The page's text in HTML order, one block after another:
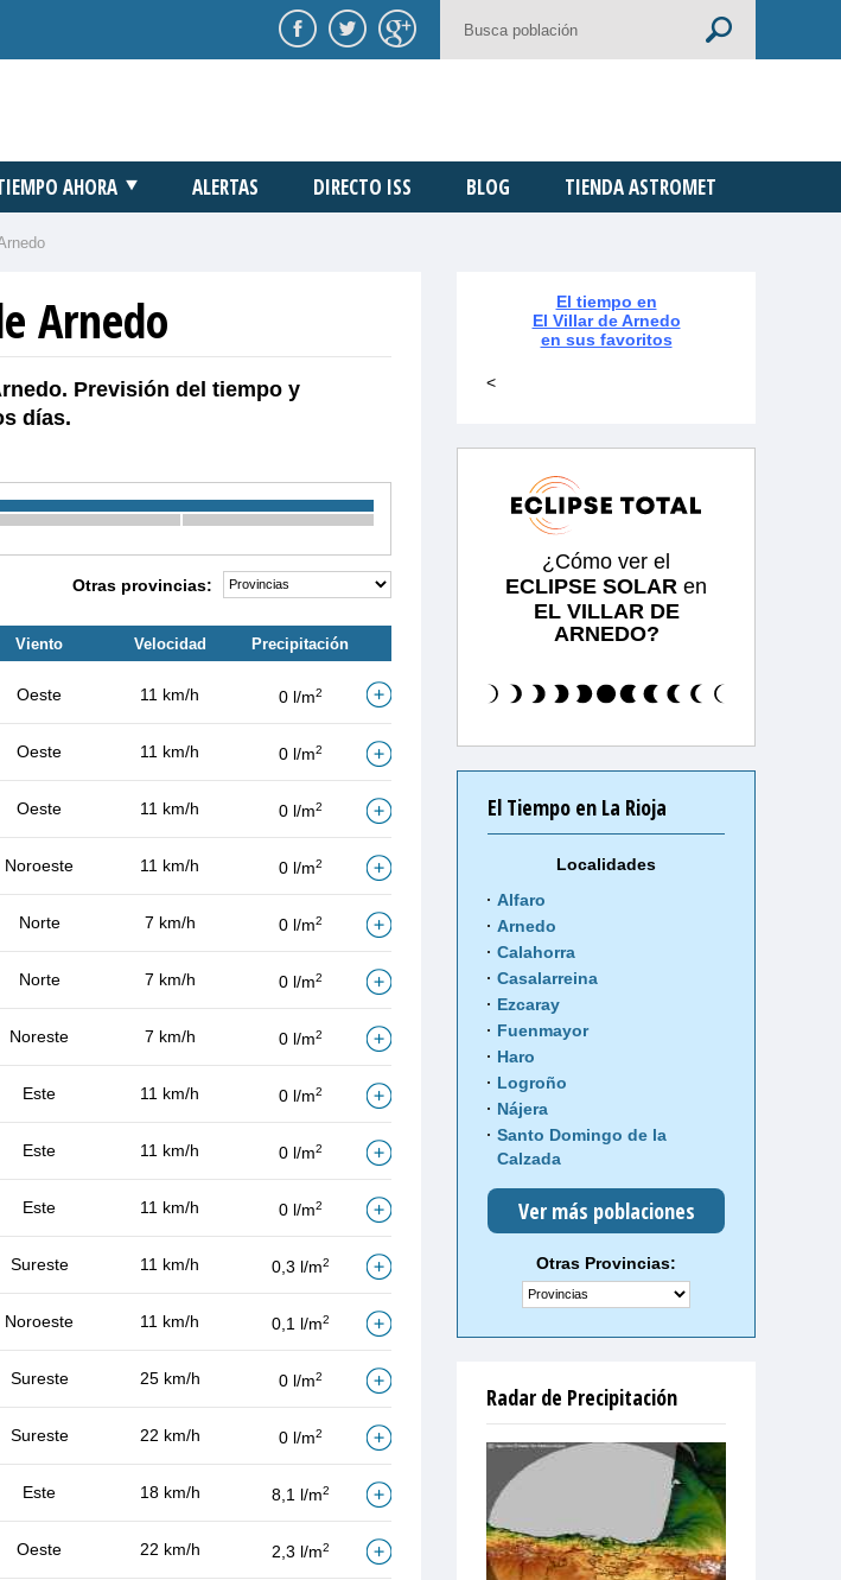
AHORA ALERTAS DIRECTO ISS BLOG TIENDA ASTROMET
Arnedo
Previsión del tiempo y
días.
Otras provincias:
Viento Velocidad Precipitación
Oeste 11 km/h 0 l/m2
Oeste 11 km/h 0 l/m2
Oeste 11 km/h 0 l/m2
Noroeste 11 km/h 0 l/m2
Norte 7 km/h 0 l/m2
Norte 7 km/h 0 l/m2
Noreste 7 km/h 0 l/m2
Este 11 km/h 0 l/m2
Este 11 km/h 0 l/m2
Este 11 km/h 0 l/m2
Sureste 11 km/h 0,3 l/m2
Noroeste 11 km/h 0,1 l/m2
Sureste 25 km/h 0 l/m2
Sureste 22 km/h 0 l/m2
Este 18 km/h 8,1 l/m2
Oeste 22 km/h 2,3 l/m2
El tiempo en
El Villar de Arnedo
en sus favoritos
<
¿Cómo ver el
ECLIPSE SOLAR en
EL VILLAR DE
ARNEDO?
El Tiempo en La Rioja
Localidades
Alfaro
Arnedo
Calahorra
Casalarreina
Ezcaray
Fuenmayor
Haro
Logroño
Nájera
Santo Domingo de la
Calzada
Ver más poblaciones
Otras Provincias:
Radar de Precipitación